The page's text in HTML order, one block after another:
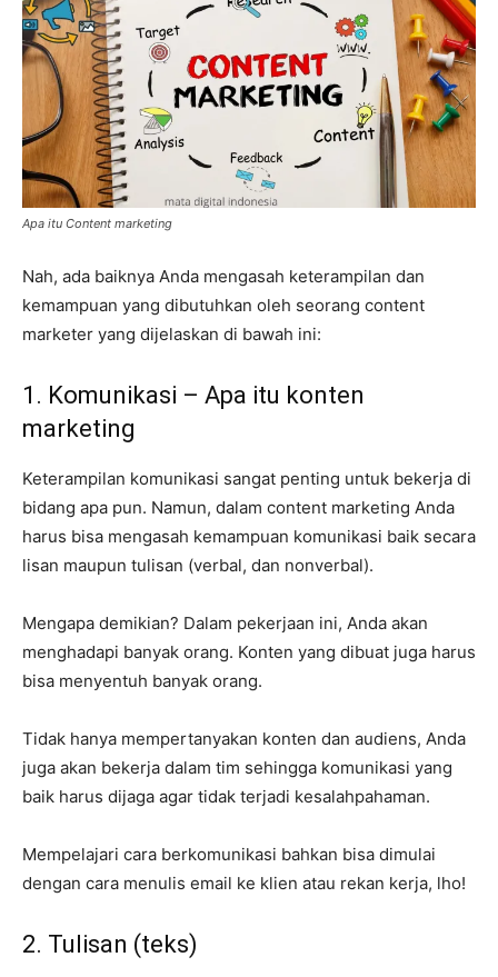
Apa itu Content marketing
Nah, ada baiknya Anda mengasah keterampilan dan
kemampuan yang dibutuhkan oleh seorang content
marketer yang dijelaskan di bawah ini:
1. Komunikasi – Apa itu konten
marketing
Keterampilan komunikasi sangat penting untuk bekerja di
bidang apa pun. Namun, dalam content marketing Anda
harus bisa mengasah kemampuan komunikasi baik secara
lisan maupun tulisan (verbal, dan nonverbal).
Mengapa demikian? Dalam pekerjaan ini, Anda akan
menghadapi banyak orang. Konten yang dibuat juga harus
bisa menyentuh banyak orang.
Tidak hanya mempertanyakan konten dan audiens, Anda
juga akan bekerja dalam tim sehingga komunikasi yang
baik harus dijaga agar tidak terjadi kesalahpahaman.
Mempelajari cara berkomunikasi bahkan bisa dimulai
dengan cara menulis email ke klien atau rekan kerja, lho!
2. Tulisan (teks)